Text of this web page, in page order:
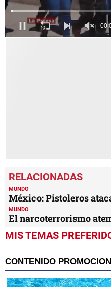
MUNDO
México: Pistoleros
MUNDO
El narcoterrorismo
MIS TEMAS